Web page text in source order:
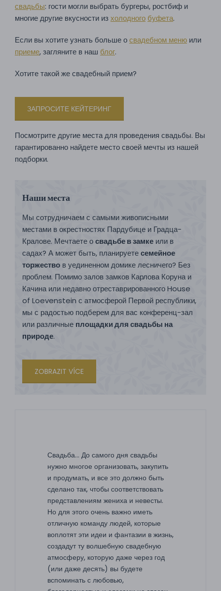
свадьбы: гости могли выбрать бургеры, ростбиф и
многие другие вкусности изхолодного буфета.
Если вы хотите узнать больше освадебном меню или
приеме, загляните в наш блог.
Хотите такой же свадебный прием?
ЗАПРОСИТЕ КЕЙТЕРИНГ
Посмотрите другие места для проведения свадьбы. Вы
гарантированно найдете место своей мечты из нашей
подборки.
Наши места
Мы сотрудничаем с самыми живописными
местами в окрестностях Пардубице и Градца-
Кралове. Мечтаете освадьбе в замке или в
садах? А может быть, планируетесемейное
торжество в уединенном домике лесничего? Без
проблем. Помимо залов замков Карлова Коруна и
Качина или недавно отреставрированного House
of Loevenstein с атмосферой Первой республики,
мы с радостью подберем для вас конференц-зал
или различные площадки для свадьбы на
природе.
ZOBRAZIT VÍCE
Свадьба... До самого дня свадьбы
нужно многое организовать, закупить
и продумать, и все это должно быть
сделано так, чтобы соответствовать
представлениям жениха и невесты.
Но для этого очень важно иметь
отличную команду людей, которые
воплотят эти идеи и фантазии в жизнь,
создадут ту волшебную свадебную
атмосферу, которую даже через год
(или даже десять) вы будете
вспоминать с любовью,